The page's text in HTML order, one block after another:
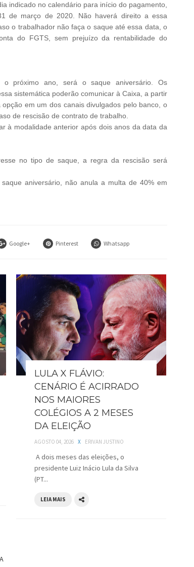
indicado no calendário para início do pagamento,
de março de 2020. Não haverá direito a essa
o trabalhador não faça o saque até essa data, o
do FGTS, sem prejuízo da rentabilidade do
o próximo ano, será o saque aniversário. Os
sistemática poderão comunicar à Caixa, a partir
em um dos canais divulgados pelo banco, o
de rescisão de contrato de trabalho.
à modalidade anterior após dois anos da data da
no tipo de saque, a regra da rescisão será
aniversário, não anula a multa de 40% em
Google+ Pinterest Whatsapp
LULA X FLÁVIO:
CENÁRIO É ACIRRADO
NOS MAIORES
COLÉGIOS A 2 MESES
DA ELEIÇÃO
AGOSTO 04, 2026 X ERIVAN JUSTINO
A dois meses das eleições, o
presidente Luiz Inácio Lula da Silva
(PT...
LEIA MAIS